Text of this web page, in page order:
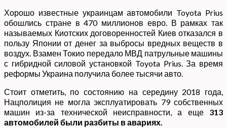
Хорошо известные украинцам автомобили Toyota Prius
обошлись стране в 470 миллионов евро. В рамках так
называемых Киотских договоренностей Киев отказался в
пользу Японии от денег за выбросы вредных веществ в
воздух. Взамен Токио передало МВД патрульные машины
с гибридной силовой установкой Toyota Prius. За время
реформы Украина получила более тысячи авто.
Стоит отметить, по состоянию на середину 2018 года,
Нацполиция не могла эксплуатировать 79 собственных
машин из-за технической неисправности, а еще 313
автомобилей были разбиты в авариях.